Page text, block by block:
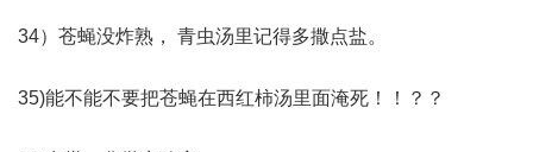
34）苍蝇没炸熟， 青虫汤里记得多撒点盐。
35)能不能不要把苍蝇在西红柿汤里面淹死！！？？